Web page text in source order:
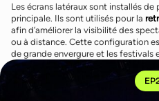
Les écrans latéraux sont installés de
principale. Ils sont utilisés pour la
afin d’améliorer la visibilité des
ou à distance. Cette configuration
de grande envergure et les festivals